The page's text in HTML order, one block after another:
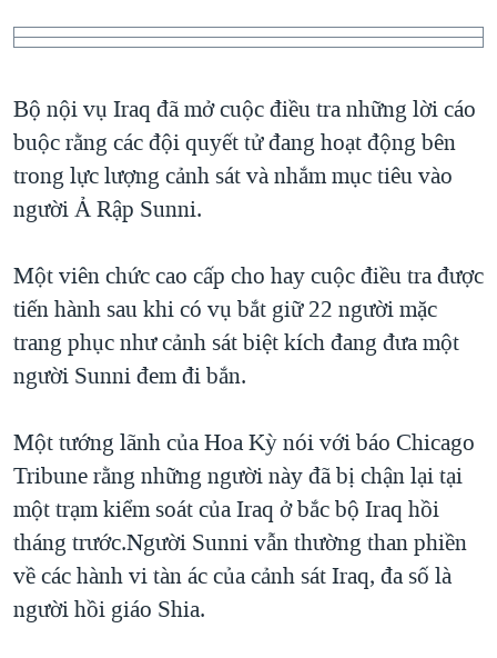
hướng
Đi
tới
"Tìm"
TỰ DO BÁO CHÍ
VẠCH TRẦN TIN GIẢ
NGƯỜI VIỆT HẢI NGOẠI
ĐỜI SỐNG
KHOA HỌC
SỨC KHOẺ
VĂN HOÁ
GIÁO DỤC
CHUYÊN ĐỀ
CHIẾN TRANH THƯƠNG MẠI CỦA MỸ: QUÁ KHỨ VÀ HIỆN
HÀNH TRÌNH BẦU CỬ 2024
GIẢI MÃ VÀNH ĐAI & CON ĐƯỜNG
NGÀY TỊ NẠN THẾ GIỚI
TRỊNH VĨNH BÌNH - NGƯỜI HẠ 'BÊN THẮNG CUỘC'
CHI PHÍ CHIẾN TRANH AFGHANISTAN
CÁC GIÁ TRỊ CỘNG HÒA Ở VIỆT NAM
THƯỢNG ĐỈNH TRUMP-KIM TẠI VIỆT NAM
TRỊNH VĨNH BÌNH VS. CHÍNH PHỦ VIỆT NAM
NGƯ DÂN VIỆT VÀ LÀN SÓNG TRỘM HẢI SÂM
HỌC TIẾNG ANH
VIDEO
NGHE
MẠNG XÃ HỘI
Ngôn ngữ khác
Bộ nội vụ Iraq đã mở cuộc điều tra những lời cáo
buộc rằng các đội quyết tử đang hoạt động bên
trong lực lượng cảnh sát và nhắm mục tiêu vào
người Ả Rập Sunni.
Một viên chức cao cấp cho hay cuộc điều tra được
tiến hành sau khi có vụ bắt giữ 22 người mặc
trang phục như cảnh sát biệt kích đang đưa một
người Sunni đem đi bắn.
Một tướng lãnh của Hoa Kỳ nói với báo Chicago
Tribune rằng những người này đã bị chận lại tại
một trạm kiểm soát của Iraq ở bắc bộ Iraq hồi
tháng trước.Người Sunni vẫn thường than phiền
về các hành vi tàn ác của cảnh sát Iraq, đa số là
người hồi giáo Shia.